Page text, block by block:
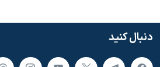
دنبال کنید